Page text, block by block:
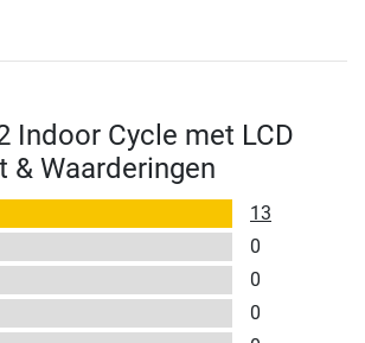
Indoor Cycle met LCD
& Waarderingen
13
0
0
0